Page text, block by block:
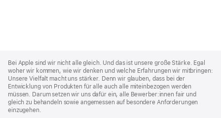
Footer
Bei Apple sind wir nicht alle gleich. Und das ist unsere große Stärke. Egal
woher wir kommen, wie wir denken und welche Erfahrungen wir mitbringen:
Unsere Vielfalt macht uns stärker. Denn wir glauben, dass bei der
Entwicklung von Produkten für alle auch alle miteinbezogen werden
müssen. Darum setzen wir uns dafür ein, alle Bewerber:innen fair und
gleich zu behandeln sowie angemessen auf besondere Anforderungen
einzugehen.